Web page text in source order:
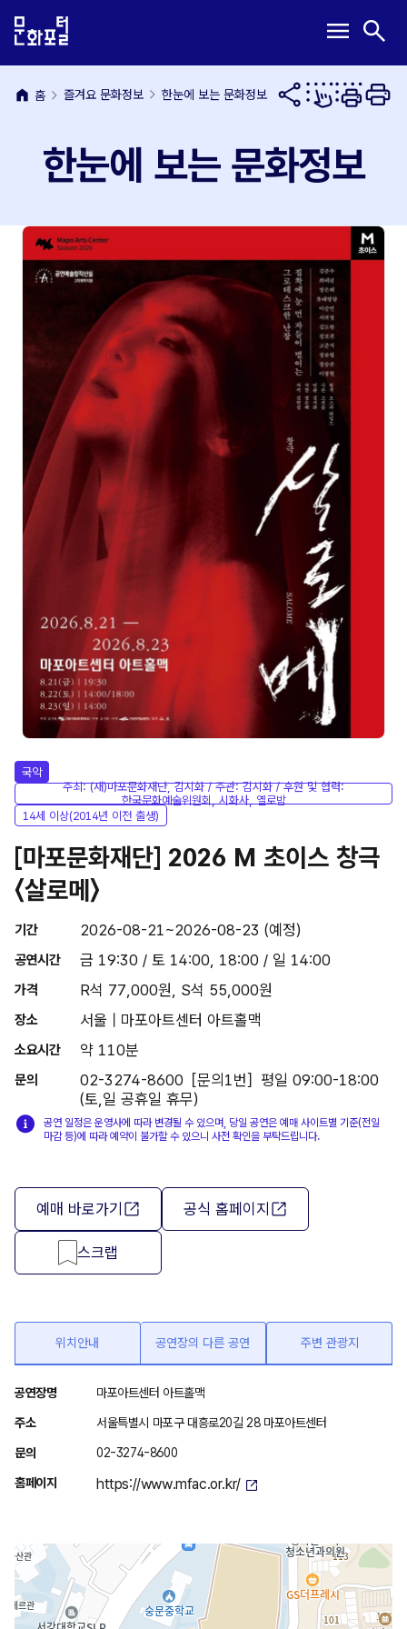
문
내
용
메
뉴
바
메
열
기
menu 검
열
기
search
home 홈 즐겨요 문화정보 한눈에 보는 문화정보
한눈에 보는 문화정보
국악
주최: (재)마포문화재단, 김시화 / 주관: 김시화 / 후원 및 협력:
한국문화예술위원회, 시화사, 옐로밤
14세 이상(2014년 이전 출생)
[마포문화재단] 2026 M 초이스 창극
〈살로메〉
기간 2026-08-21~2026-08-23 (예정)
공연시간 금 19:30 / 토 14:00, 18:00 / 일 14:00
가격 R석 77,000원, S석 55,000원
장소 서울 | 마포아트센터 아트홀맥
소요시간 약 110분
문의
02-3274-8600［문의1번］평일 09:00-18:00
(토,일 공휴일 휴무)
공연 일정은 운영사에 따라 변경될 수 있으며, 당일 공연은 예매 사이트별 기준(전일
마감 등)에 따라 예약이 불가할 수 있으니 사전 확인을 부탁드립니다.
예매 바로가기 공식 홈페이지
스크랩
위치안내 공연장의 다른 공연 주변 관광지
위
치
안
공연장명 마포아트센터 아트홀맥
주소 서울특별시 마포구 대흥로20길 28 마포아트센터
문의 02-3274-8600
홈페이지 https://www.mfac.or.kr/